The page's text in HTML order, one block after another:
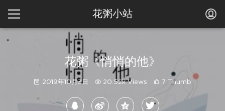
花粥小站
花粥《悄悄的他》
2019年10月3日 20.52k Views 7 Thumb